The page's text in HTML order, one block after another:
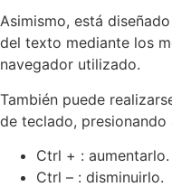
Asimismo, está
del texto mediante los
navegador utilizado.
También puede
de teclado,
Ctrl + : aumentarlo.
Ctrl – : disminuirlo.